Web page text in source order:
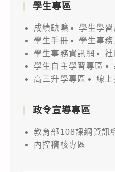
學生專區
成績缺曠
學生學
學生手冊
學生事
學生事務資訊網
學生自主學習專區
高三升學專區
線上
政令宣導專區
教育部108課綱資訊
內控稽核專區